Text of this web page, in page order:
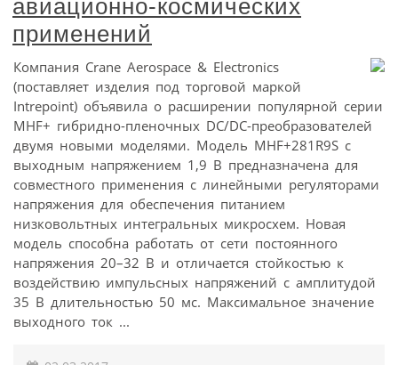
авиационно-космических
применений
Компания Crane Aerospace & Electronics
(поставляет изделия под торговой маркой
Intrepoint) объявила о расширении популярной серии
MHF+ гибридно-пленочных DC/DC-преобразователей
двумя новыми моделями. Модель MHF+281R9S с
выходным напряжением 1,9 В предназначена для
совместного применения с линейными регуляторами
напряжения для обеспечения питанием
низковольтных интегральных микросхем. Новая
модель способна работать от сети постоянного
напряжения 20–32 В и отличается стойкостью к
воздействию импульсных напряжений с амплитудой
35 В длительностью 50 мс. Максимальное значение
выходного ток ...